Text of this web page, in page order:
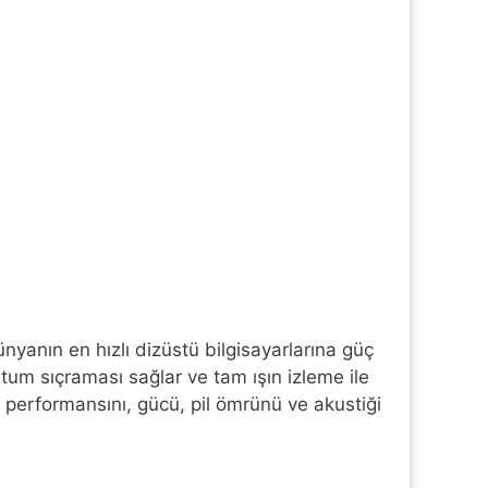
en hızlı dizüstü bilgisayarlarına güç
sıçraması sağlar ve tam ışın izleme ile
gücü, pil ömrünü ve akustiği